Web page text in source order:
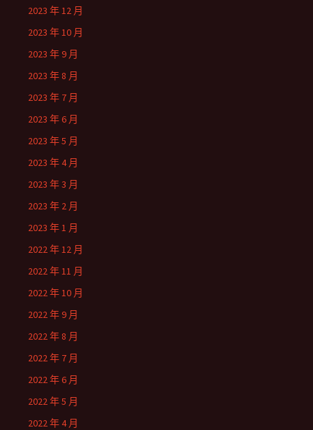
2023 年 12 月
2023 年 10 月
2023 年 9 月
2023 年 8 月
2023 年 7 月
2023 年 6 月
2023 年 5 月
2023 年 4 月
2023 年 3 月
2023 年 2 月
2023 年 1 月
2022 年 12 月
2022 年 11 月
2022 年 10 月
2022 年 9 月
2022 年 8 月
2022 年 7 月
2022 年 6 月
2022 年 5 月
2022 年 4 月